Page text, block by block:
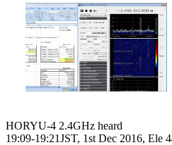
HORYU-4 2.4GHz heard
19:09-19:21JST, 1st Dec 2016, Ele